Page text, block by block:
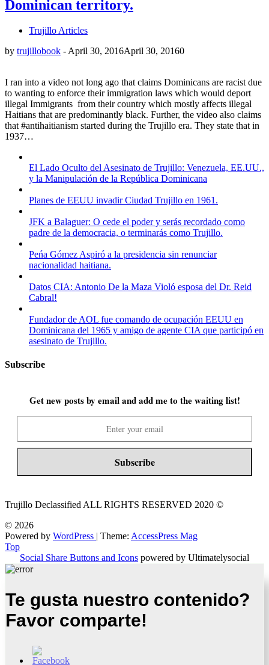
Dominican territory.
Trujillo Articles
by trujillobook - April 30, 2016April 30, 20160
I ran into a video not long ago that claims Dominicans are racist due
to wanting to enforce their immigration laws which would deport
illegal Immigrants from their country which mostly affects illegal
Haitians that are predominantly black. Further, the video also claims
that #antihaitianism started during the Trujillo era. They state that in
1937…
El Lado Oculto del Asesinato de Trujillo: Venezuela, EE.UU.,
y la Manipulación de la República Dominicana
Planes de EEUU invadir Ciudad Trujillo en 1961.
JFK a Balaguer: O cede el poder y serás recordado como
padre de la democracia, o terminarás como Trujillo.
Peńa Gómez Aspiró a la presidencia sin renunciar
nacionalidad haitiana.
Datos CIA: Antonio De la Maza Violó esposa del Dr. Reid
Cabral!
Fundador de AOL fue comando de ocupación EEUU en
Dominicana del 1965 y amigo de agente CIA que participó en
asesinato de Trujillo.
Subscribe
Get new posts by email and add me to the waiting list!
Trujillo Declassified ALL RIGHTS RESERVED 2020 ©
© 2026
Powered by WordPress | Theme: AccessPress Mag
Top
Social Share Buttons and Icons powered by Ultimatelysocial
Te gusta nuestro contenido?
Favor comparte!